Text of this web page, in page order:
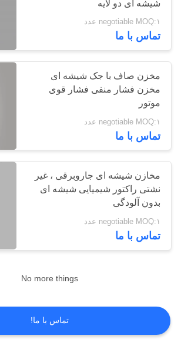
PRIVACY
POLICY
راکتور شیشه ای
ژاکت
مخزن شیشه ای
ژاکت
6
شیشه ای دو لایه
negotiable MOQ:۱ عدد
تماس با ما
مخزن صاف با جک شیشه ای
مخزن فشار منفی فشار قوی
موتور
negotiable MOQ:۱ عدد
تماس با ما
مخازن شیشه ای جاروبرقی ، غیر
نشتی راکتور شیمیایی شیشه ای
بدون آلودگی
negotiable MOQ:۱ عدد
تماس با ما
No more things
تماس با ما!